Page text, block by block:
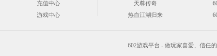
充值中心
游戏中心
天尊传奇
热血江湖归来
602游戏平台 - 做玩家喜爱、信任